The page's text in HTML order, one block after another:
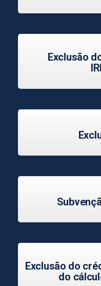
Exclusão
Exclusão do
do